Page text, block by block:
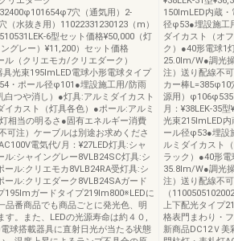
穴（通気用）2-
（水抜き用）11022331230123（m）
6型セット価格¥50,000（灯
グレー）¥11,200）セット価格
ル（クリエモカ/クリエダーク）
具光束195lmLED電球小形電球タイプ
・ポール径φ101●埋設施工用/防雨
つや消し）●灯具:アルミダイカスト
イカスト（灯具各色）●ポール:アルミ
相当の明るさ●固有エネルギー消費
可注）ケーブルは別途お求めくださ
電気代/月：¥27LED灯具:シャ
ル:シャイングレー8VLB24SC灯具:シ
ール:クリエモカ8VLB24RA受灯具:シ
ール:クリエダーク8VLB24SAガード
195lmガードタイプ219lm800※LEDに
品番商品でも商品ごとに発光色、明
す。また、LEDの光源寿命は約４０,
球搭載器具に直射日光が当たる状態
150lmLED内蔵
径φ53●埋設施工
ダイカスト（オ
ク）●40形電球1
25.0lm/W●調光
注）送り配線不
カー棒L=385φ10
源用）
月：¥38LEK-35
光束215lmLED
ール径φ53●埋設
ルミダイカスト
ラック）●40形
35.8lm/W●調光
注）送り配線不
（
上下配光タイプ
格表門まわり・
新商品DC12Ｖ美